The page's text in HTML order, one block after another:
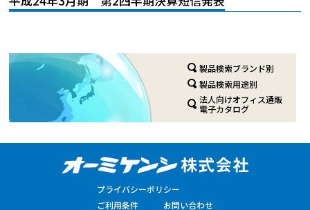
製品検索ブランド別
製品検索用途別
法人向けオフィス通販
電子カタログ
プライバシーポリシー
ご利用条件
お問い合わせ